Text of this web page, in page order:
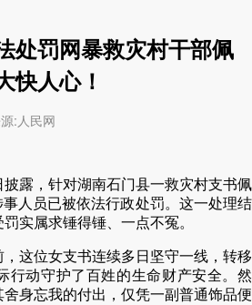
处罚网暴救灾村干部佩
快人心！
:人民网
披露，针对湖南石门县一救灾村支书佩
人员已被依法行政处罚。这一处理结
实属求锤得锤、一点不冤。
这位女支书连续多日坚守一线，转移
行动守护了百姓的生命财产安全。然
身忘我的付出，仅凭一副普通饰品便